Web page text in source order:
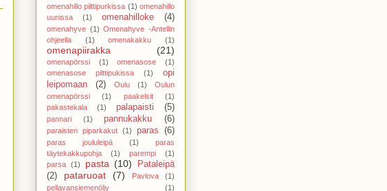
omenahillo pilttipurkissa (1) omenahillo
uunissa
(1) omenahilloke (4)
omenahyve (1) Omenahyve -Antellin
ohjeella
(1) omenakakku (1)
omenapiirakka (21)
omenapörssi (1) omenasose
(1)
omenasose pilttipukissa
(1)
opi
leipomaan
(2) Oulu (1)
Oulun
omenapörssi
(1) paakelsit
(1)
pakastekala
(1) palapaisti (5)
pannari (1) pannukakku (6)
paraisten piparkakut (1) paras (6)
paras joululeipä (1)
paras
täytekakkupohja
(1) parempi
(1)
parsa (1) pasta (10)
Pataleipä
(2)
pataruoat (7) Pavlova
(1)
pellavansiemenöljy
(1)